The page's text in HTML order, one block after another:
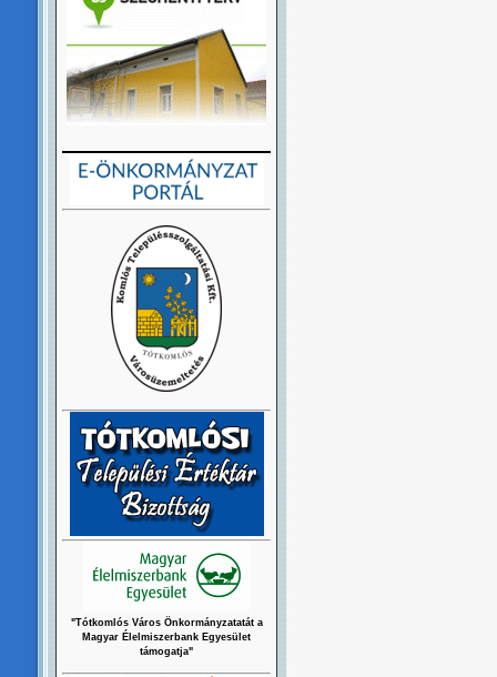
"Tótkomlós Város Önkormányzatatát a
Magyar Élelmiszerbank Egyesület
támogatja"